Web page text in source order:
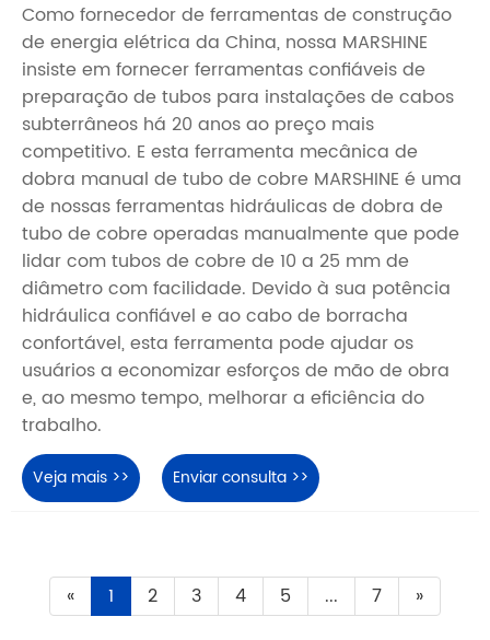
Como fornecedor de ferramentas de construção
de energia elétrica da China, nossa MARSHINE
insiste em fornecer ferramentas confiáveis ​​de
preparação de tubos para instalações de cabos
subterrâneos há 20 anos ao preço mais
competitivo. E esta ferramenta mecânica de
dobra manual de tubo de cobre MARSHINE é uma
de nossas ferramentas hidráulicas de dobra de
tubo de cobre operadas manualmente que pode
lidar com tubos de cobre de 10 a 25 mm de
diâmetro com facilidade. Devido à sua potência
hidráulica confiável e ao cabo de borracha
confortável, esta ferramenta pode ajudar os
usuários a economizar esforços de mão de obra
e, ao mesmo tempo, melhorar a eficiência do
trabalho.
Veja mais >> Enviar consulta >>
« 1 2 3 4 5 ... 7 »